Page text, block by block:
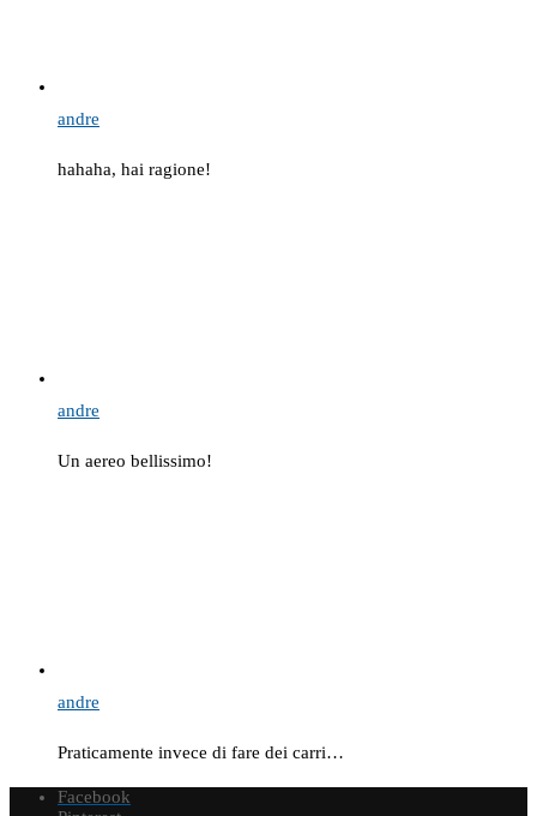
andre
hahaha, hai ragione!
andre
Un aereo bellissimo!
andre
Praticamente invece di fare dei carri…
Facebook